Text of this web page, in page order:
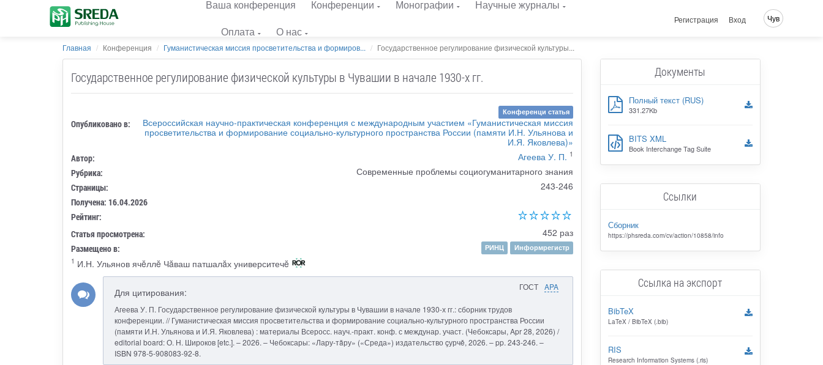
Ваша конференция Конференции Монографии
Научные журналы
Оплата
О нас
Регистрация Вход Чув
Главная Конференция Гуманистическая миссия просветительства и формиров... Государственное регулирование физической культуры...
Государственное регулирование физической культуры в Чувашии в начале 1930-х гг.
Конференци статья
Опубликовано в:
Всероссийская научно-практическая конференция с международным участием «Гуманистическая миссия
просветительства и формирование социально-культурного пространства России (памяти И.Н. Ульянова и
И.Я. Яковлева)»
Автор: Агеева У. П. 1
Рубрика: Современные проблемы социогуманитарного знания
Страницы: 243-246
Получена: 16.04.2026
Рейтинг:
Статья просмотрена:
452 раз
Размещено в: РИНЦ
Информрегистр
1 И.Н. Ульянов ячĕллĕ Чăваш патшалăх университечĕ
ГОСТ APA
Для цитирования:
Агеева У. П. Государственное регулирование физической культуры в Чувашии в начале 1930-х гг.: сборник трудов
конференции. // Гуманистическая миссия просветительства и формирование социально-культурного пространства России
(памяти И.Н. Ульянова и И.Я. Яковлева) : материалы Всеросс. науч.-практ. конф. с междунар. участ. (Чебоксары, Apr 28, 2026) /
editorial board: О. Н. Широков [etc.]. – 2026. – Чебоксары: «Лару-тăру» («Среда») издательство çурчě, 2026. – pp. 243-246. –
ISBN 978-5-908083-92-8.
Документы
Полный текст (RUS)
331.27Kb
BITS XML
Book Interchange Tag Suite
Ссылки
Сборник
https://phsreda.com/cv/action/10858/info
Ссылка на экспорт
BibTeX
LaTeX / BibTeX (.bib)
RIS
Research Information Systems (.ris)